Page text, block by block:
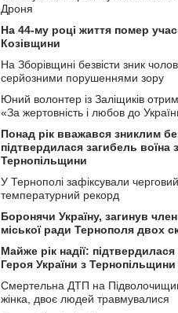
Дроня
На 44-му році життя помер
Козівщини
На Зборівщині безвісти зник
серйозними порушеннями зору
Юний волонтер із Заліщиків
«За жертовність і любов до
Понад рік вважався зниклим
підтвердилася загибель воїна з
Тернопільщини
У Тернополі зафіксували черговий
температурний рекорд
Боронячи Україну, загинув
міської ради Тернополя двох
Майже рік надії:
Героя України з Тернопільщини
Смертельна ДТП на
жінка, двоє людей травмувалися